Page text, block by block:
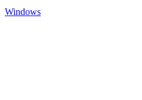
Windows